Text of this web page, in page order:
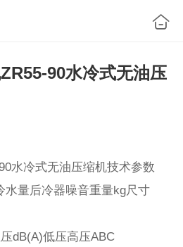
90水冷式无油压
水冷式无油压缩机技术参数
水量后冷器噪音重量kg尺寸
dB(A)低压高压ABC